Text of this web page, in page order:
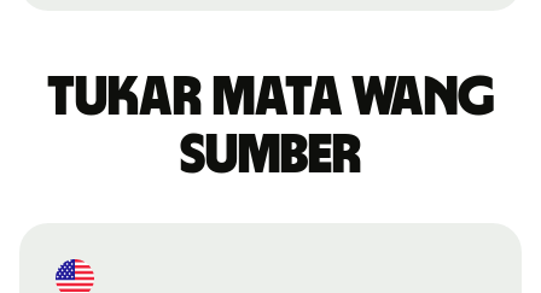
Tukar mata wang
sumber